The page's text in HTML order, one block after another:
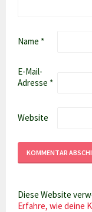
Name *
E-Mail-
Adresse *
Website
Diese Website
Erfahre, wie deine